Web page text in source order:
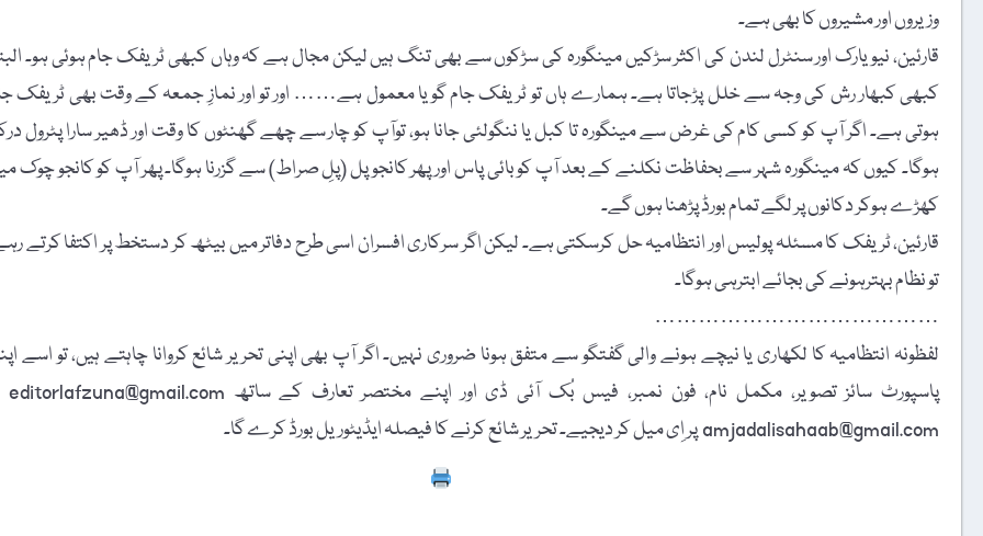
وزیروں اور مشیروں کا بھی ہے۔
قارئین، نیویارک اور سنٹرل لندن کی اکثر سڑکیں مینگورہ کی سڑکوں سے بھی تنگ ہیں لیکن مجال ہے کہ وہاں کبھی ٹریفک جام ہوئی ہو۔
کبھی کبھار رش کی وجہ سے خلل پڑجاتا ہے۔ ہمارے ہاں تو ٹریفک جام گویا معمول ہے…… اور تو اور نمازِ جمعہ کے وقت بھی ٹریفک
ہوتی ہے۔ اگر آپ کو کسی کام کی غرض سے مینگورہ تا کبل یا ننگولئی جانا ہو، توآپ کو چار سے چھے گھنٹوں کا وقت اور ڈھیر سارا پٹرول
ہوگا۔ کیوں کہ مینگورہ شہر سے بحفاظت نکلنے کے بعد آپ کو بائی پاس اور پھر کانجو پل (پلِ صراط) سے گزرنا ہوگا۔ پھر آپ کو کانجو چوک
کھڑے ہوکر دکانوں پر لگے تمام بورڈ پڑھنا ہوں گے۔
قارئین، ٹریفک کا مسئلہ پولیس اور انتظامیہ حل کرسکتی ہے۔ لیکن اگر سرکاری افسران اسی طرح دفاتر میں بیٹھ کر دستخط پر اکتفا کرتے
تو نظام بہترہونے کی بجائے ابترہی ہوگا۔
…………………………………
لفظونہ انتظامیہ کا لکھاری یا نیچے ہونے والی گفتگو سے متفق ہونا ضروری نہیں۔ اگر آپ بھی اپنی تحریر شائع کروانا چاہتے ہیں، تو اسے
amjadalisahaab@gmail.com پر اِی میل کر دیجیے۔ تحریر شائع کرنے کا فیصلہ ایڈیٹوریل بورڈ کرے گا۔